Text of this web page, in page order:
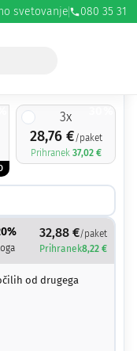
svetovanje 080 35 31
30%
3x
28,76 €/paket
Prihranek 37,02 €
32,88 €/paket
Prihranek8,22 €
od drugega